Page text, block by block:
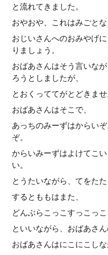
と流れてきました。
おやおや、これはみごとな
おじいさんへのおみやげ
りましょう。
おばあさんはそう言いな
ろうとしましたが、
とおくっててがとどきませ
おばあさんはそこで、
あっちのみーずはからい
ぞ。
からいみーずはよけてこ
い。
とうたいながら、てをたた
するとももはまた、
どんぶらこっこすっこっ
といいながら、おばあさ
おばあさんはにこにこしな